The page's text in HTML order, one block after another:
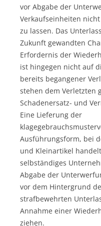
vor Abgabe der
Verkaufseinheiten
zu lassen. Das
Zukunft gewandten
Erfordernis der
ist hingegen nicht auf
bereits begangener
stehen dem Verletzten
Schadenersatz- und
Eine Lieferung der
Ausführungsform, bei
und Kleinartikel
selbständiges
Abgabe der
vor dem Hintergrund
strafbewehrten
Annahme einer
ziehen.